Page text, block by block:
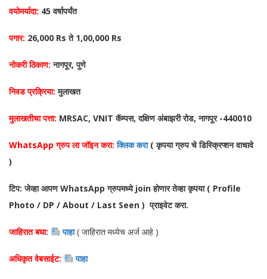
वयोमर्यादा: 45 वर्षापर्यंत
पगार: 26,000 Rs ते 1,00,000 Rs
नोकरी ठिकाण: नागपूर, पुणे
निवड प्रक्रिया: मुलाखत
मुलाखतीचा पत्ता: MRSAC, VNIT कॅम्पस, दक्षिण अंबाझरी रोड, नागपूर -440010
WhatsApp ग्रुप ला जॉइन करा: क्लिक करा ( कृपया ग्रुप चे डिस्क्रिप्शन वाचावे
)
टिप: जेव्हा आपण WhatsApp ग्रुपमध्ये join होणार तेव्हा कृपया ( Profile
Photo / DP / About / Last Seen ) प्राइवेट करा.
जाहिरात बघा: पाहा( जाहिरात मध्येच अर्ज आहे )
अधिकृत वेबसाईट: पाहा